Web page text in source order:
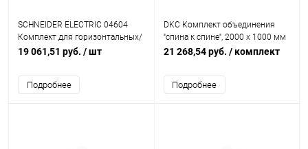
SCHNEIDER ELECTRIC 04604
Комплект для горизонтальных/
вертикальных LINERGY 2500А
19 061,51 руб. / шт
Подробнее
DKC Комплект объединения
''спина к спине'', 2000 x 1000 мм
(R5KFRE20100M)
21 268,54 руб. / комплект
Подробнее